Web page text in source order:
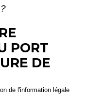
PORT
DE
de l'information légale